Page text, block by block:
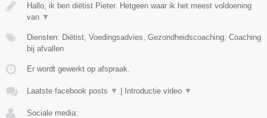
Hallo, ik ben diëtist Pieter. Hetgeen waar ik het meest voldoening
van ▼
Diensten: Diëtist, Voedingsadvies, Gezondheidscoaching, Coaching
bij afvallen
Er wordt gewerkt op afspraak.
Laatste facebook posts ▼ | Introductie video ▼
Sociale media: